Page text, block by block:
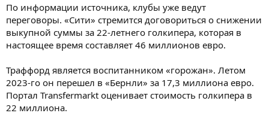
По информации источника, клубы уже ведут
переговоры. «Сити» стремится договориться о снижении
выкупной суммы за 22-летнего голкипера, которая в
настоящее время составляет 46 миллионов евро.
Траффорд является воспитанником «горожан». Летом
2023-го он перешел в «Бернли» за 17,3 миллиона евро.
Портал Transfermarkt оценивает стоимость голкипера в
22 миллиона.